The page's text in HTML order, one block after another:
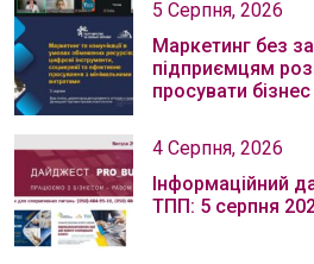
5 Серпня, 2026
Маркетинг без
підприємцям
просувати бізнес
4 Серпня, 2026
Інформаційний
ТПП: 5 серпня